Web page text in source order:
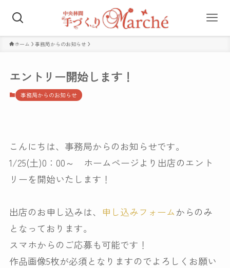
ホーム 事務局からのお知らせ
エントリー開始します！
事務局からのお知らせ
こんにちは、事務局からのお知らせです。
1/25(土)0：00～ ホームページより出店のエント
リーを開始いたします！
出店のお申し込みは、 申し込みフォームからのみ
となっております。
スマホからのご応募も可能です！
作品画像5枚が必須となりますのでよろしくお願い